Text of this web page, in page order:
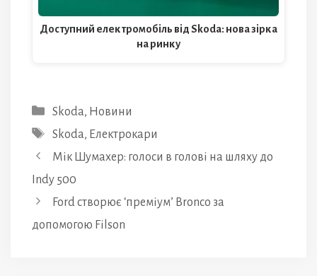
Доступний електромобіль від Skoda: нова зірка
на ринку
Категорії
Skoda, Новини
Позначки
Skoda, Електрокари
Мік Шумахер: голоси в голові на шляху до
Indy 500
Ford створює ‘преміум’ Bronco за
допомогою Filson